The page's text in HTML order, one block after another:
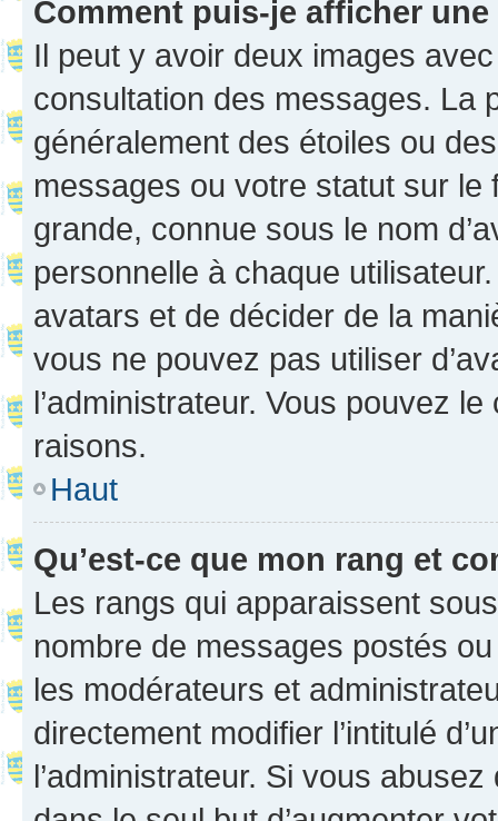
Comment puis-je afficher
Il peut y avoir deux images
consultation des messages. La
généralement des étoiles ou
messages ou votre statut sur
grande, connue sous le nom
personnelle à chaque utilisateur.
avatars et de décider de la
vous ne pouvez pas utiliser
l’administrateur. Vous pouvez
raisons.
Haut
Qu’est-ce que mon rang et
Les rangs qui apparaissent
nombre de messages postés
les modérateurs et
directement modifier l’intitulé
l’administrateur. Si vous